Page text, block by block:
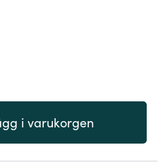
i varukorgen